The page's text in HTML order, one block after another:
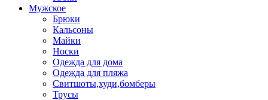
Мужское
Брюки
Кальсоны
Майки
Носки
Одежда для дома
Одежда для пляжа
Свитшоты,худи,бомберы
Трусы